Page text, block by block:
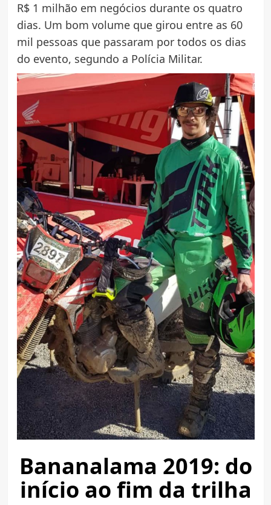
R$ 1 milhão em negócios durante os quatro
dias. Um bom volume que girou entre as 60
mil pessoas que passaram por todos os dias
do evento, segundo a Polícia Militar.
Bananalama 2019: do
início ao fim da trilha